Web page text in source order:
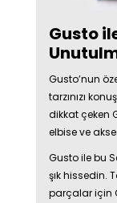
Gusto
Gusto’nun
tarzınızı
dikkat çeken
elbise ve
Gusto ile bu
şık hissedin.
parçalar için